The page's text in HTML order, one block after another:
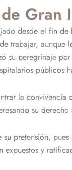
Gran
desde el fin
trabajar, aunque
su peregrinaje
públicos
la
su
pretensión,
y